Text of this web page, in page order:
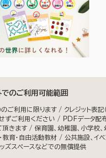
のご利用可能範囲
ご利用に限ります / クレジット表記
ずご利用ください / PDFデータ配
きます / 保育園、幼稚園、小学校、
教育・自由活動教材 / 公共施設、イベ
ズスペースなどでの無償提供